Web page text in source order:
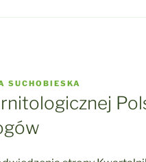
SUCHOBIESKA